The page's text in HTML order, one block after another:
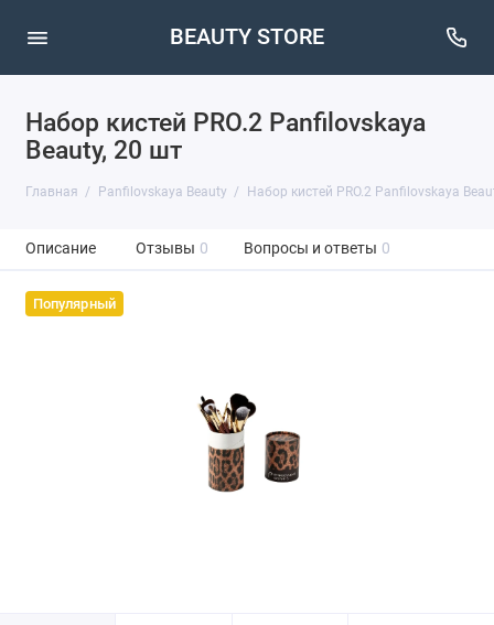
BEAUTY STORE
Набор кистей PRO.2 Panfilovskaya
Beauty, 20 шт
Главная Panfilovskaya Beauty Набор кистей PRO.2 Panfilovskaya
Описание Отзывы 0 Вопросы и ответы 0
Популярный